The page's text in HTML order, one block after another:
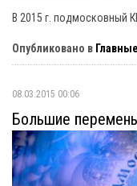
В 2015 г. подмосковный
Опубликовано в
08.03.2015 00:06
Большие